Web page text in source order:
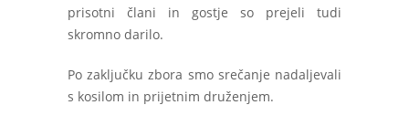
prisotni člani in gostje so prejeli tudi
skromno darilo.
Po zaključku zbora smo srečanje nadaljevali
s kosilom in prijetnim druženjem.